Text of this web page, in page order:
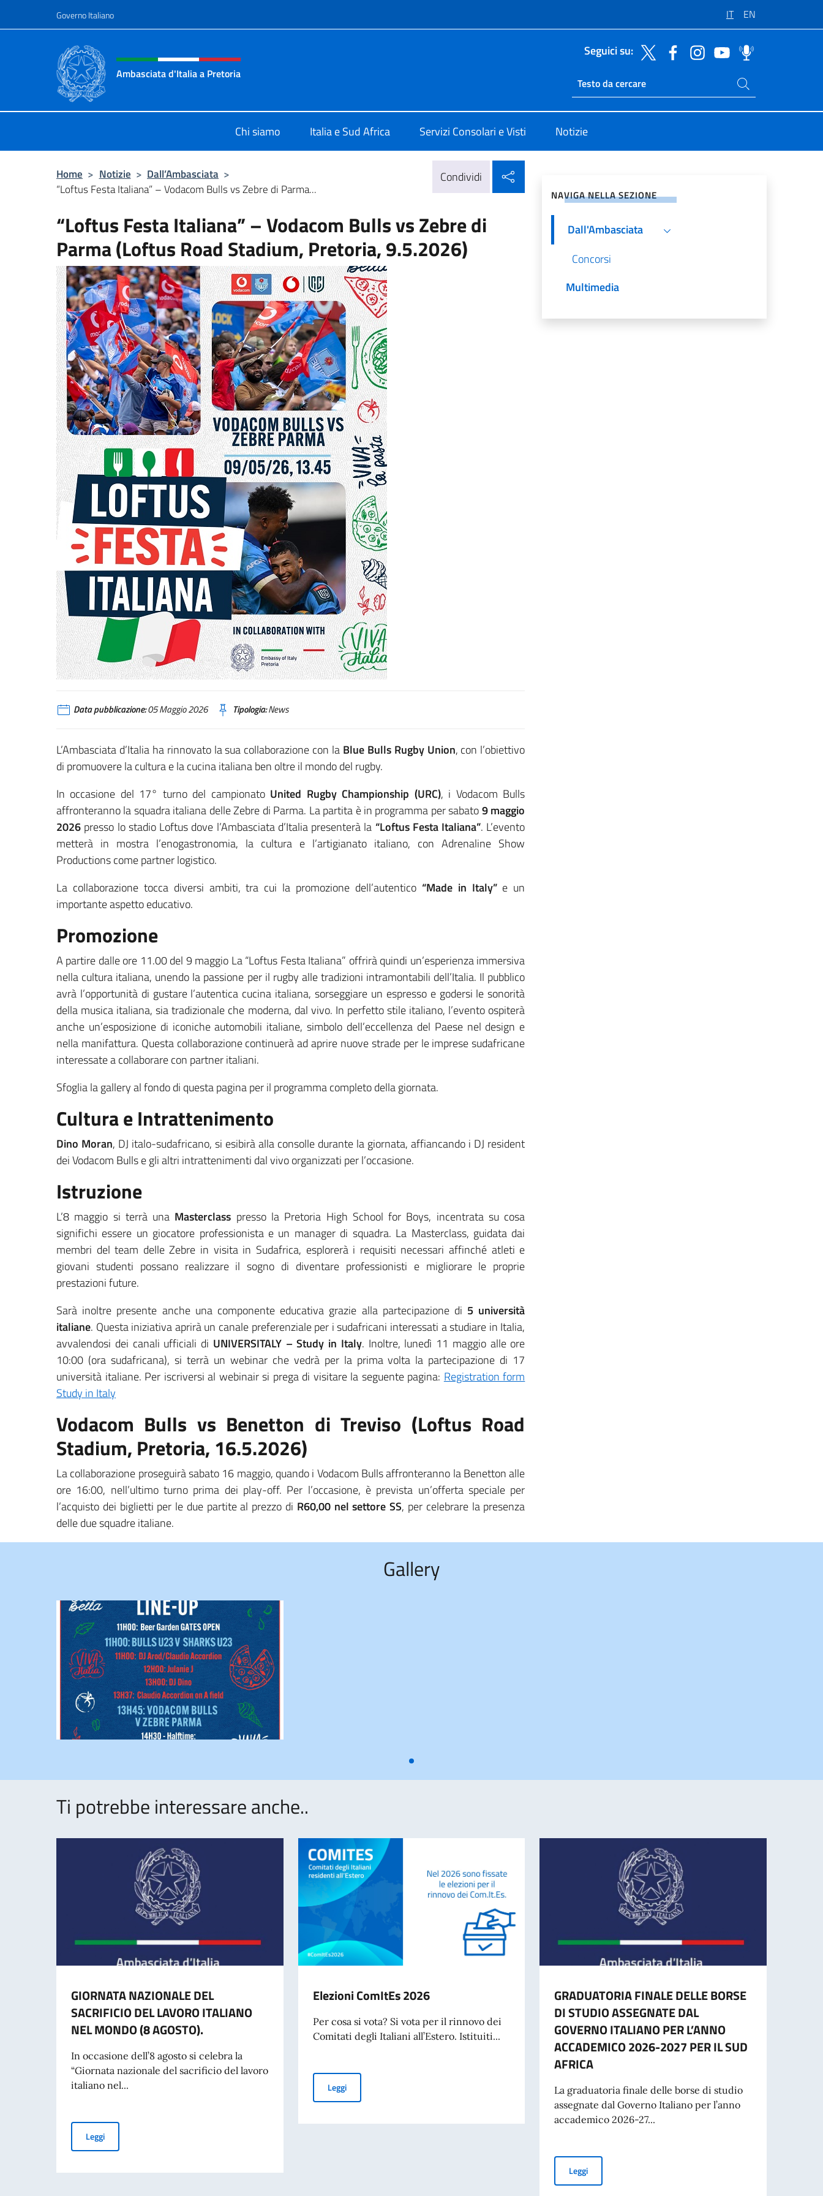
Governo Italiano IT EN
Intestazione sito, social e menù
Ambasciata d'Italia a Pretoria
Seguici su:
Ricerca sito live
Cerca nel sito
Chi siamo Italia e Sud Africa Servizi Consolari e Visti Notizie
Home > Notizie > Dall’Ambasciata >
“Loftus Festa Italiana” – Vodacom Bulls vs Zebre di Parma...
Condividi
“Loftus Festa Italiana” – Vodacom Bulls vs Zebre di
Parma (Loftus Road Stadium, Pretoria, 9.5.2026)
Data pubblicazione:05 Maggio 2026 Tipologia:News
L’Ambasciata d’Italia ha rinnovato la sua collaborazione con la Blue Bulls Rugby Union, con l’obiettivo
di promuovere la cultura e la cucina italiana ben oltre il mondo del rugby.
In occasione del 17° turno del campionato United Rugby Championship (URC), i Vodacom Bulls
affronteranno la squadra italiana delle Zebre di Parma. La partita è in programma per sabato9 maggio
2026 presso lo stadio Loftus dove l’Ambasciata d’Italia presenterà la “Loftus Festa Italiana”. L’evento
metterà in mostra l’enogastronomia, la cultura e l’artigianato italiano, con Adrenaline Show
Productions come partner logistico.
La collaborazione tocca diversi ambiti, tra cui la promozione dell’autentico “Made in Italy”e un
importante aspetto educativo.
Promozione
A partire dalle ore 11.00 del 9 maggio La “Loftus Festa Italiana” offrirà quindi un’esperienza immersiva
nella cultura italiana, unendo la passione per il rugby alle tradizioni intramontabili dell’Italia. Il pubblico
avrà l’opportunità di gustare l’autentica cucina italiana, sorseggiare un espresso e godersi le sonorità
della musica italiana, sia tradizionale che moderna, dal vivo. In perfetto stile italiano, l’evento ospiterà
anche un’esposizione di iconiche automobili italiane, simbolo dell’eccellenza del Paese nel design e
nella manifattura. Questa collaborazione continuerà ad aprire nuove strade per le imprese sudafricane
interessate a collaborare con partner italiani.
Sfoglia la gallery al fondo di questa pagina per il programma completo della giornata.
Cultura e Intrattenimento
Dino Moran, DJ italo-sudafricano, si esibirà alla consolle durante la giornata, affiancando i DJ resident
dei Vodacom Bulls e gli altri intrattenimenti dal vivo organizzati per l’occasione.
Istruzione
L’8 maggio si terrà una Masterclass presso la Pretoria High School for Boys, incentrata su cosa
significhi essere un giocatore professionista e un manager di squadra. La Masterclass, guidata dai
membri del team delle Zebre in visita in Sudafrica, esplorerà i requisiti necessari affinché atleti e
giovani studenti possano realizzare il sogno di diventare professionisti e migliorare le proprie
prestazioni future.
Sarà inoltre presente anche una componente educativa grazie alla partecipazione di 5 università
italiane. Questa iniziativa aprirà un canale preferenziale per i sudafricani interessati a studiare in Italia,
avvalendosi dei canali ufficiali di UNIVERSITALY – Study in Italy. Inoltre, lunedì 11 maggio alle ore
10:00 (ora sudafricana), si terrà un webinar che vedrà per la prima volta la partecipazione di 17
università italiane. Per iscriversi al webinair si prega di visitare la seguente pagina: Registration form
Study in Italy
Vodacom Bulls vs Benetton di Treviso (Loftus Road
Stadium, Pretoria, 16.5.2026)
La collaborazione proseguirà sabato 16 maggio, quando i Vodacom Bulls affronteranno la Benetton alle
ore 16:00, nell’ultimo turno prima dei play-off. Per l’occasione, è prevista un’offerta speciale per
l’acquisto dei biglietti per le due partite al prezzo di R60,00 nel settore SS, per celebrare la presenza
delle due squadre italiane.
NAVIGA NELLA SEZIONE
Dall'Ambasciata
Concorsi
Multimedia
Gallery
Ti potrebbe interessare anche..
GIORNATA NAZIONALE DEL
SACRIFICIO DEL LAVORO ITALIANO
NEL MONDO (8 AGOSTO).
In occasione dell’8 agosto si celebra la
“Giornata nazionale del sacrificio del lavoro
italiano nel...
LeggiGIORNATA NAZIONALE DEL SACRIFICIO DEL LAVORO ITALIANO NEL MONDO (8 AGOSTO).
Elezioni ComItEs 2026
Per cosa si vota? Si vota per il rinnovo dei
Comitati degli Italiani all’Estero. Istituiti...
LeggiElezioni ComItEs 2026
GRADUATORIA FINALE DELLE BORSE
DI STUDIO ASSEGNATE DAL
GOVERNO ITALIANO PER L’ANNO
ACCADEMICO 2026-2027 PER IL SUD
AFRICA
La graduatoria finale delle borse di studio
assegnate dal Governo Italiano per l’anno
accademico 2026-27...
LeggiGRADUATORIA FINALE DELLE BORSE DI STUDIO ASSEGNATE